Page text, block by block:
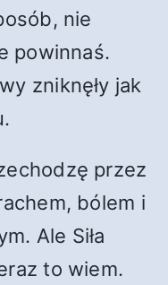
nie
powinnaś.
zniknęły jak
przez
bólem i
Ale Siła
to wiem.